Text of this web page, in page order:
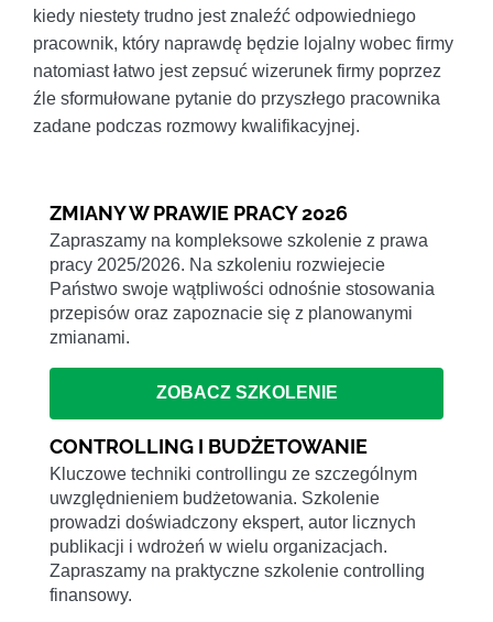
kiedy niestety trudno jest znaleźć odpowiedniego
pracownik, który naprawdę będzie lojalny wobec firmy
natomiast łatwo jest zepsuć wizerunek firmy poprzez
źle sformułowane pytanie do przyszłego pracownika
zadane podczas rozmowy kwalifikacyjnej.
ZMIANY W PRAWIE PRACY 2026
Zapraszamy na kompleksowe szkolenie z prawa
pracy 2025/2026. Na szkoleniu rozwiejecie
Państwo swoje wątpliwości odnośnie stosowania
przepisów oraz zapoznacie się z planowanymi
zmianami.
ZOBACZ SZKOLENIE
CONTROLLING I BUDŻETOWANIE
Kluczowe techniki controllingu ze szczególnym
uwzględnieniem budżetowania. Szkolenie
prowadzi doświadczony ekspert, autor licznych
publikacji i wdrożeń w wielu organizacjach.
Zapraszamy na praktyczne szkolenie controlling
finansowy.